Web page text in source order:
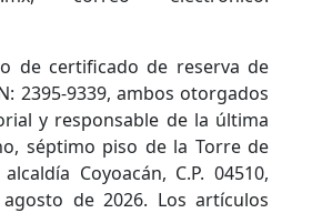
de certificado de reserva de
2395-9339, ambos otorgados
y responsable de la última
séptimo piso de la Torre de
Coyoacán, C.P. 04510,
de 2026. Los artículos